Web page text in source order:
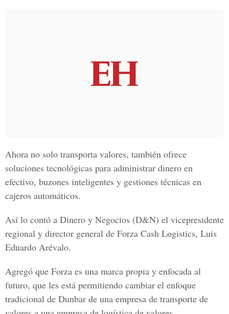
Ahora no solo transporta valores, también ofrece
soluciones tecnológicas para administrar dinero en
efectivo, buzones inteligentes y gestiones técnicas en
cajeros automáticos.
Así lo contó a Dinero y Negocios (D&N) el vicepresidente
regional y director general de Forza Cash Logistics, Luis
Eduardo Arévalo.
Agregó que Forza es una marca propia y enfocada al
futuro, que les está permitiendo cambiar el enfoque
tradicional de Dunbar de una empresa de transporte de